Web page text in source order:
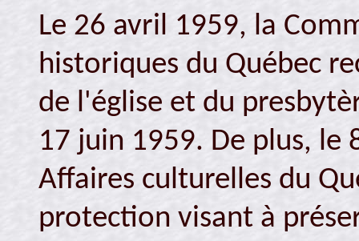
Le 26 avril 1959, la
historiques du Québec
de l'église et du
17 juin 1959. De plus, le
Affaires culturelles du
protection visant à